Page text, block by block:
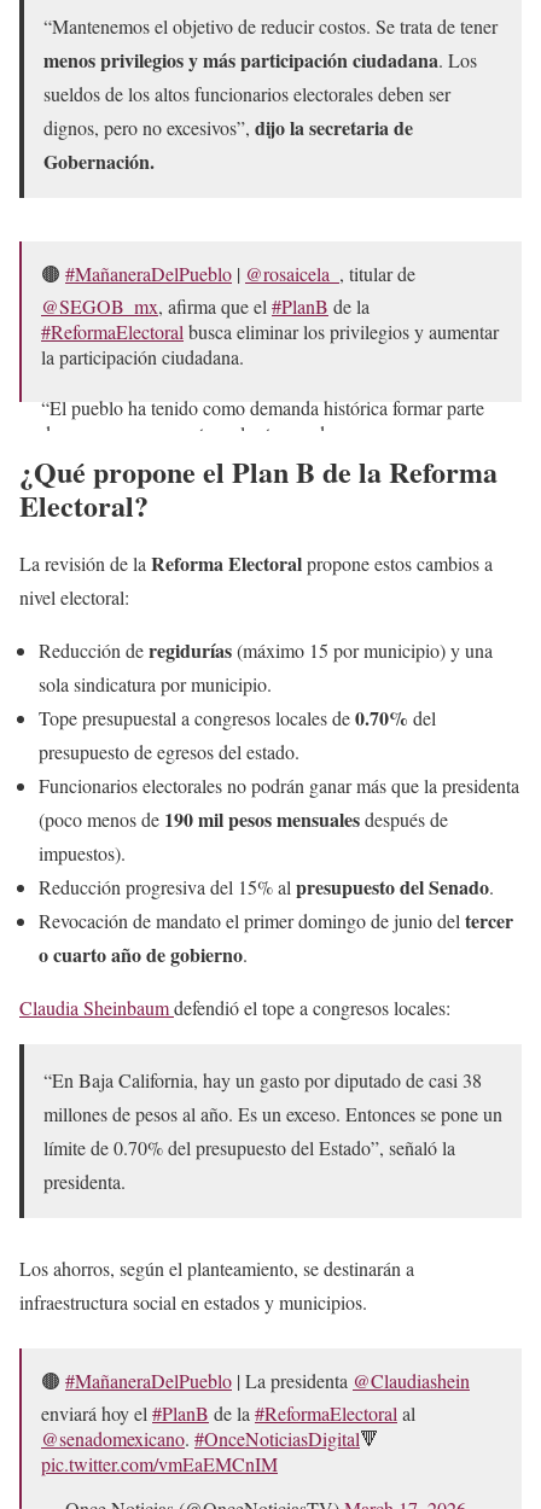
“Mantenemos el objetivo de reducir costos. Se trata de tener
menos privilegios y más participación ciudadana. Los
sueldos de los altos funcionarios electorales deben ser
dignos, pero no excesivos”, dijo la secretaria de
Gobernación.
🟤 #MañaneraDelPueblo | @rosaicela_ , titular de
@SEGOB_mx, afirma que el #PlanB de la
#ReformaElectoral busca eliminar los privilegios y aumentar
la participación ciudadana.
“El pueblo ha tenido como demanda histórica formar parte
de manera permanente en las tomas de…
pic.twitter.com/h1ILYx4art
— Once Noticias (@OnceNoticiasTV)
¿Qué propone el Plan B de la Reforma
Electoral?
La revisión de la Reforma Electoralpropone estos cambios a
nivel electoral:
Reducción deregidurías(máximo 15 por municipio) y una
sola sindicatura por municipio.
Tope presupuestal a congresos locales de0.70% del
presupuesto de egresos del estado.
Funcionarios electorales no podrán ganar más que la presidenta
(poco menos de 190 mil pesos mensualesdespués de
impuestos).
Reducción progresiva del 15% al presupuesto del Senado.
Revocación de mandato el primer domingo de junio del tercer
o cuarto año de gobierno.
Claudia Sheinbaumdefendió el tope a congresos locales:
“En Baja California, hay un gasto por diputado de casi 38
millones de pesos al año. Es un exceso. Entonces se pone un
límite de 0.70% del presupuesto del Estado”, señaló la
presidenta.
Los ahorros, según el planteamiento, se destinarán a
infraestructura social en estados y municipios.
🟤 #MañaneraDelPueblo | La presidenta @Claudiashein
enviará hoy el #PlanB de la #ReformaElectoral al
@senadomexicano. #OnceNoticiasDigital🔻
pic.twitter.com/vmEaEMCnIM